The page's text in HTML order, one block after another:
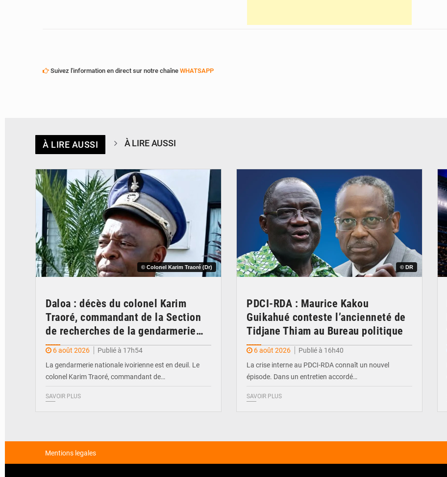
Suivez l'information en direct sur notre chaîne WHATSAPP
À LIRE AUSSI À LIRE AUSSI
© Colonel Karim Traoré (Dr)
Daloa : décès du colonel Karim
Traoré, commandant de la Section
de recherches de la gendarmerie
après une activité sportive
6 août 2026
Publié à 17h54
La gendarmerie nationale ivoirienne est en deuil. Le
colonel Karim Traoré, commandant de…
SAVOIR PLUS
© DR
PDCI-RDA : Maurice Kakou
Guikahué conteste l’ancienneté de
Tidjane Thiam au Bureau politique
6 août 2026
Publié à 16h40
La crise interne au PDCI-RDA connaît un nouvel
épisode. Dans un entretien accordé…
SAVOIR PLUS
Mentions legales